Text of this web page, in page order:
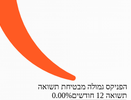
הפניקס גמולה מבטיחת תשואה
תשואה 12 חודשים
‎0.00%